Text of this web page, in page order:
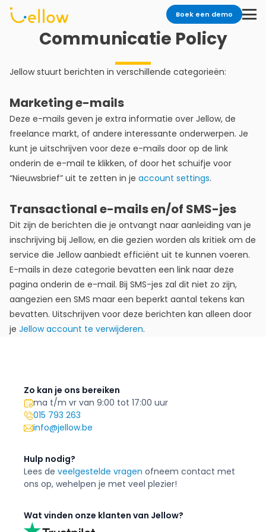
Boek een demo
Communicatie Policy
Jellow stuurt berichten in verschillende categorieën:
Marketing e-mails
Deze e-mails geven je extra informatie over Jellow, de
freelance markt, of andere interessante onderwerpen. Je
kunt je uitschrijven voor deze e-mails door op de link
onderin de e-mail te klikken, of door het schuifje voor
“Nieuwsbrief” uit te zetten in je account settings.
Transactional e-mails en/of SMS-jes
Dit zijn de berichten die je ontvangt naar aanleiding van je
inschrijving bij Jellow, en die gezien worden als kritiek om de
service die Jellow aanbiedt efficiënt uit te kunnen voeren.
E-mails in deze categorie bevatten een link naar deze
pagina onderin de e-mail. Bij SMS-jes zal dit niet zo zijn,
aangezien een SMS maar een beperkt aantal tekens kan
bevatten. Uitschrijven voor deze berichten kan alleen door
je Jellow account te verwijderen.
Zo kan je ons bereiken
ma t/m vr van 9:00 tot 17:00 uur
015 793 263
info@jellow.be
Hulp nodig?
Lees de veelgestelde vragen ofneem contact met
ons op, wehelpen je met veel plezier!
Wat vinden onze klanten van Jellow?